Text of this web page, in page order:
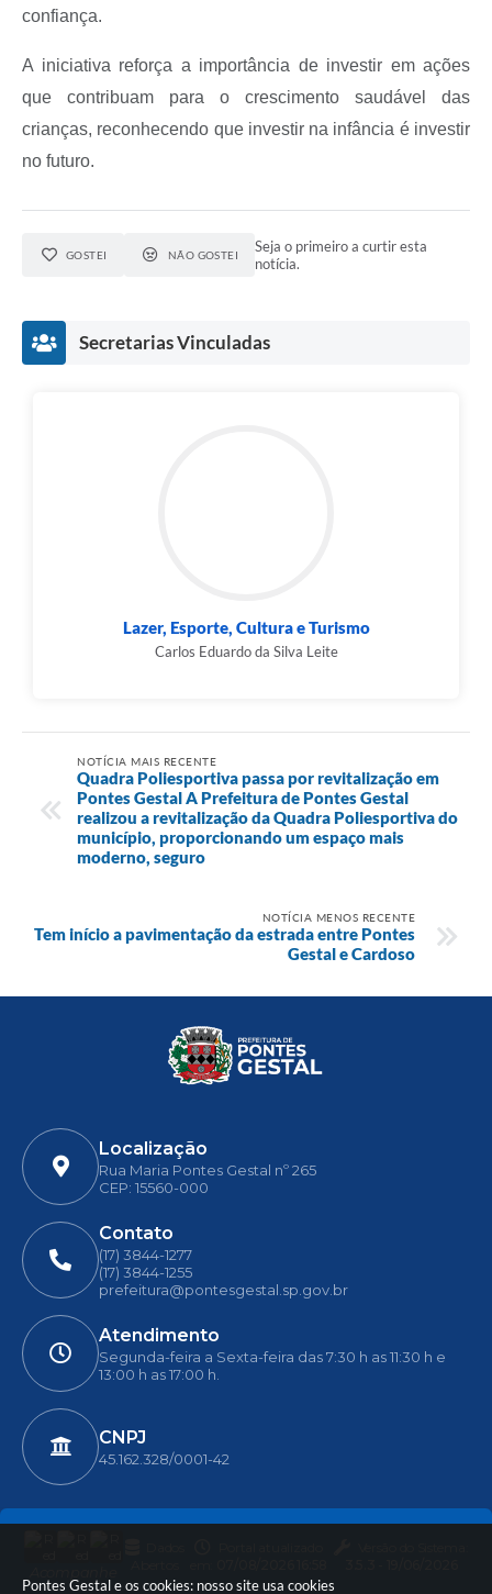
Pontes Gestal e os cookies: nosso site usa cookies
confiança.
A iniciativa reforça a importância de investir em ações
que contribuam para o crescimento saudável das
crianças, reconhecendo que investir na infância é investir
no futuro.
GOSTEI NÃO GOSTEI
Seja o primeiro a curtir esta
notícia.
Secretarias Vinculadas
Lazer, Esporte, Cultura e Turismo
Carlos Eduardo da Silva Leite
NOTÍCIA MAIS RECENTE
Quadra Poliesportiva passa por revitalização em
Pontes Gestal A Prefeitura de Pontes Gestal
realizou a revitalização da Quadra Poliesportiva do
município, proporcionando um espaço mais
moderno, seguro
NOTÍCIA MENOS RECENTE
Tem início a pavimentação da estrada entre Pontes
Gestal e Cardoso
Localização
Rua Maria Pontes Gestal nº 265
CEP: 15560-000
Contato
(17) 3844-1277
(17) 3844-1255
prefeitura@pontesgestal.sp.gov.br
Atendimento
Segunda-feira a Sexta-feira das 7:30 h as 11:30 h e
13:00 h as 17:00 h.
CNPJ
45.162.328/0001-42